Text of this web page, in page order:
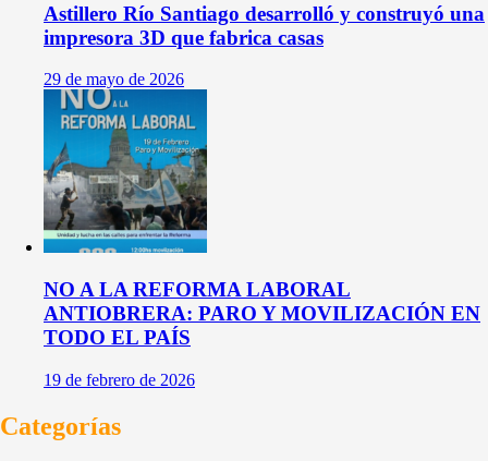
Astillero Río Santiago desarrolló y construyó una
impresora 3D que fabrica casas
29 de mayo de 2026
NO A LA REFORMA LABORAL
ANTIOBRERA: PARO Y MOVILIZACIÓN EN
TODO EL PAÍS
19 de febrero de 2026
Categorías